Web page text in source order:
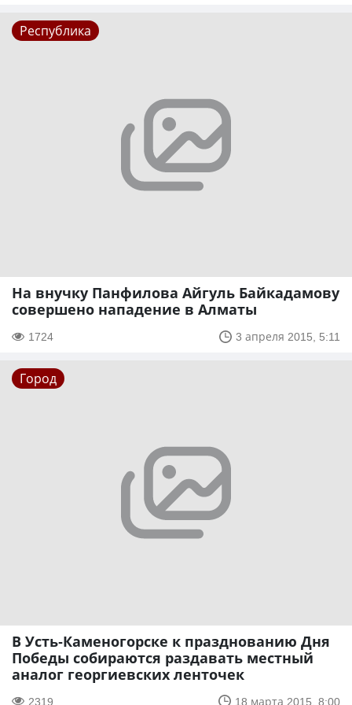
Республика
На внучку Панфилова Айгуль Байкадамову
совершено нападение в Алматы
1724 3 апреля 2015, 5:11
Город
В Усть-Каменогорске к празднованию Дня
Победы собираются раздавать местный
аналог георгиевских ленточек
2319 18 марта 2015, 8:00